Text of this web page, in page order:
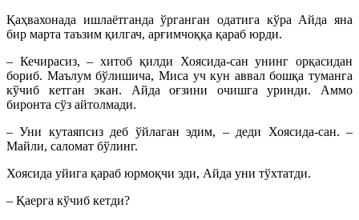
Қаҳвахонада ишлаётганда ўрганган одатига кўра Айда яна
бир марта таъзим қилгач, арғимчоққа қараб юрди.
– Кечирасиз, – хитоб қилди Хоясида-сан унинг орқасидан
бориб. Маълум бўлишича, Миса уч кун аввал бошқа туманга
кўчиб кетган экан. Айда оғзини очишга уринди. Аммо
биронта сўз айтолмади.
– Уни кутаяпсиз деб ўйлаган эдим, – деди Хоясида-сан. –
Майли, саломат бўлинг.
Хоясида уйига қараб юрмоқчи эди, Айда уни тўхтатди.
– Қаерга кўчиб кетди?